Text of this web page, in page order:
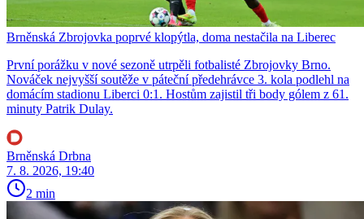
Brněnská Zbrojovka poprvé klopýtla, doma nestačila na Liberec
První porážku v nové sezoně utrpěli fotbalisté Zbrojovky Brno.
Nováček nejvyšší soutěže v páteční předehrávce 3. kola podlehl na
domácím stadionu Liberci 0:1. Hostům zajistil tři body gólem z 61.
minuty Patrik Dulay.
Brněnská Drbna
7. 8. 2026, 19:40
2 min